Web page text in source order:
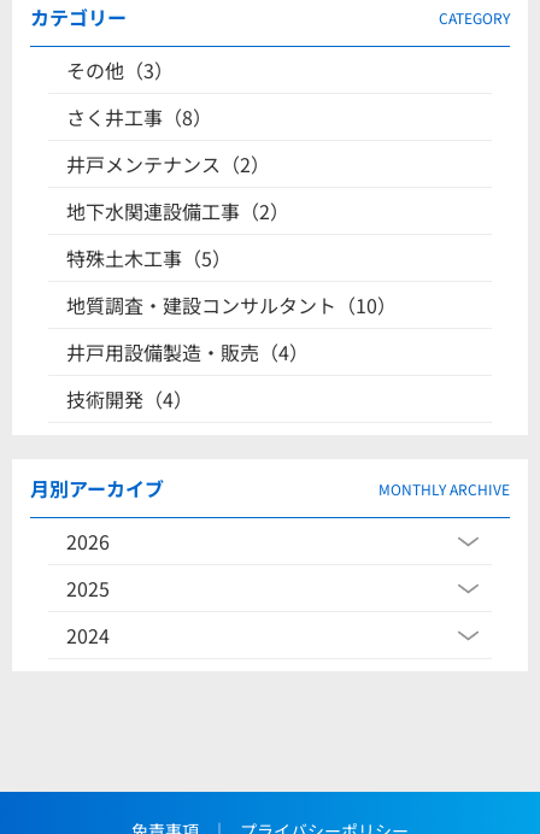
カテゴリー CATEGORY
その他（3）
さく井工事（8）
井戸メンテナンス（2）
地下水関連設備工事（2）
特殊土木工事（5）
地質調査・建設コンサルタント（10）
井戸用設備製造・販売（4）
技術開発（4）
月別アーカイブ MONTHLY ARCHIVE
2026
2025
2024